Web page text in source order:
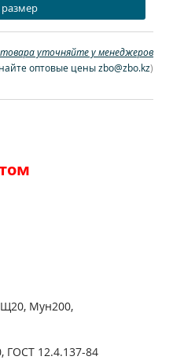
уточняйте у менеджеров
оптовые цены zbo@zbo.kz)
Мун200,
ГОСТ 12.4.137-84